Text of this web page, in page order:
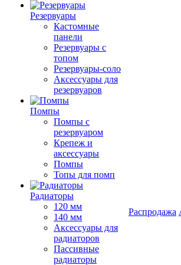
Резервуары
Кастомные
панели
Резервуары с
топом
Резервуары-соло
Аксессуары для
резервуаров
Помпы
Помпы с
резервуаром
Крепеж и
аксессуары
Помпы
Топы для помп
Радиаторы
120 мм
140 мм
Аксессуары для
радиаторов
Пассивные
радиаторы
Распродажа